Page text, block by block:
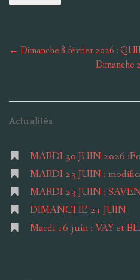
Post
← Dimanche 8 février 2026 :
Dimanche
Actualités
MARDI 30 JUIN 2026
MARDI 23 JUIN :
MARDI 23 JUIN :
DIMANCHE 21 JUIN
Mardi 16 juin : VAY et